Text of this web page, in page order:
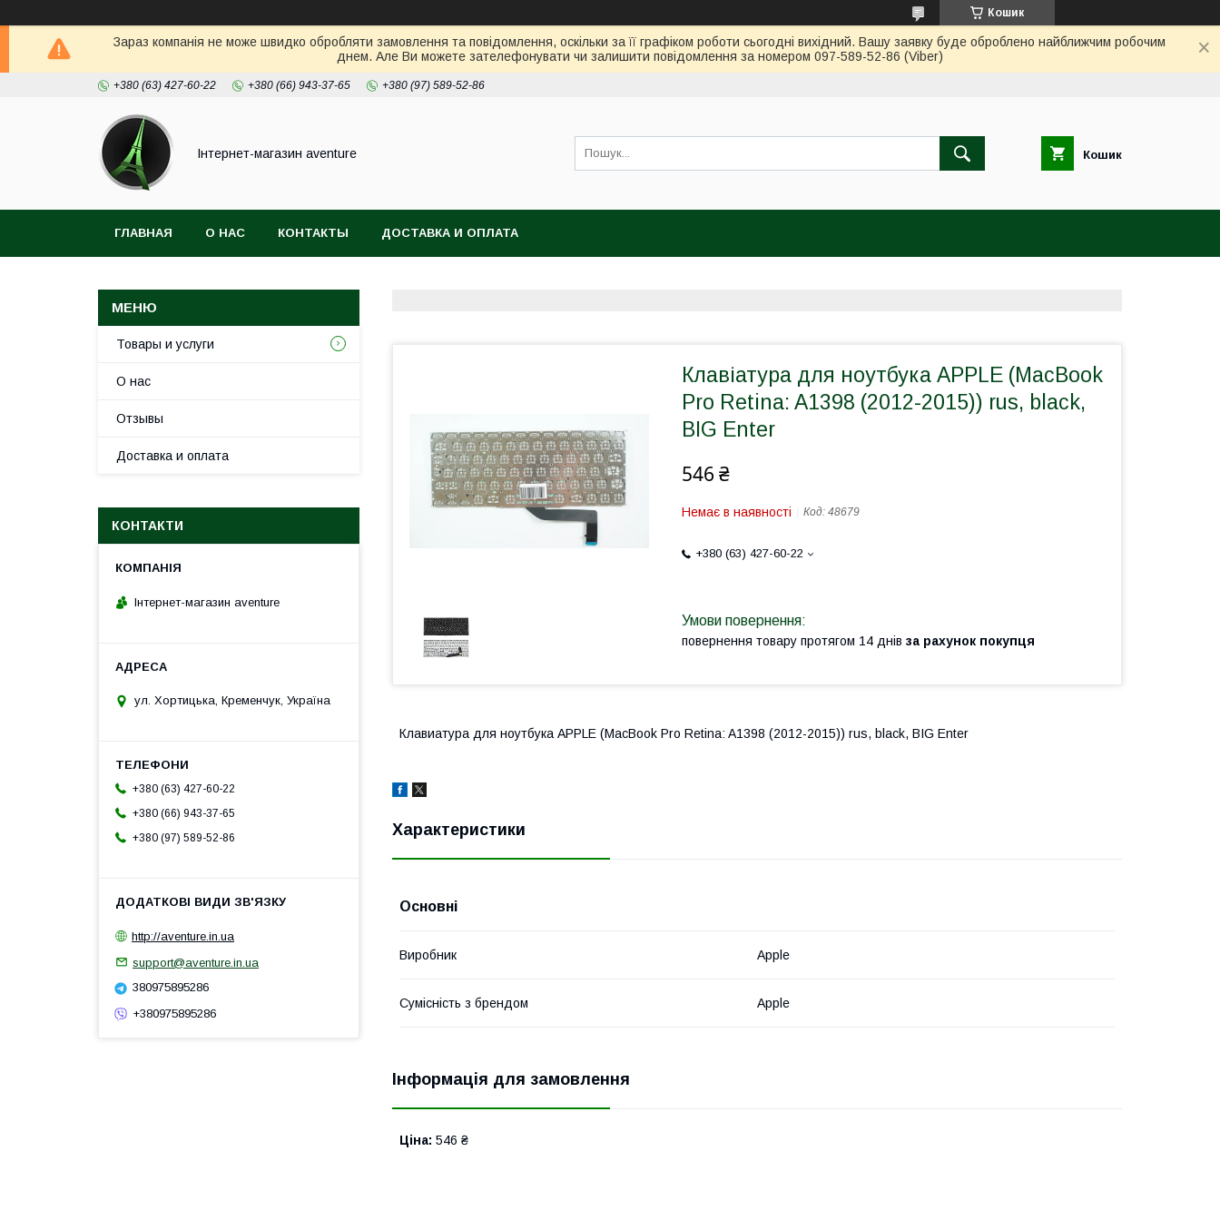
Кошик
Зараз компанія не може швидко обробляти замовлення та повідомлення, оскільки за її графіком роботи сьогодні вихідний. Вашу заявку буде оброблено найближчим робочим
днем. Але Ви можете зателефонувати чи залишити повідомлення за номером 097-589-52-86 (Viber)
+380 (63) 427-60-22 +380 (66) 943-37-65 +380 (97) 589-52-86
Інтернет-магазин aventure Кошик
ГЛАВНАЯ О НАС КОНТАКТЫ ДОСТАВКА И ОПЛАТА
Клавіатура для ноутбука APPLE (MacBook
Pro Retina: A1398 (2012-2015)) rus, black,
BIG Enter
546 ₴
Немає в наявності Код: 48679
+380 (63) 427-60-22
повернення товару протягом 14 днів за рахунок покупця
Клавиатура для ноутбука APPLE (MacBook Pro Retina: A1398 (2012-2015)) rus, black, BIG Enter
Характеристики
Основні
Виробник Apple
Сумісність з брендом Apple
Інформація для замовлення
Ціна: 546 ₴
Товары и услуги
О нас
Отзывы
Доставка и оплата
КОНТАКТИ
Інтернет-магазин aventure
ул. Хортицька, Кременчук, Україна
+380 (63) 427-60-22
+380 (66) 943-37-65
+380 (97) 589-52-86
http://aventure.in.ua
support@aventure.in.ua
380975895286
+380975895286